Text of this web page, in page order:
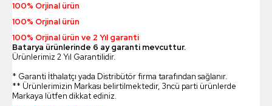
100% Orjinal ürün
100% Orjinal ürün
100% Orjinal ürün ve 2 Yıl garanti
Batarya ürünlerinde 6 ay garanti mevcuttur.
Ürünlerimiz 2 Yıl Garantilidir.
* Garanti İthalatçı yada Distribütör firma tarafından sağlanır.
** Ürünlerimizin Markası belirtilmektedir, 3ncü parti ürünlerde
Markaya lütfen dikkat ediniz.